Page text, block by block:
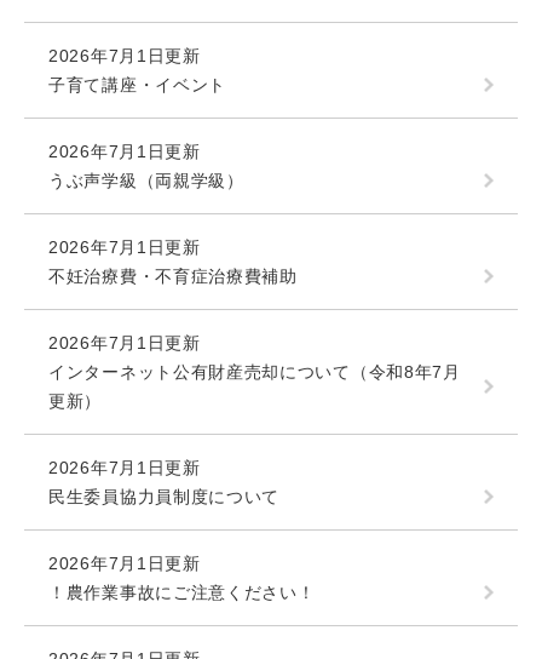
2026年7月1日更新
子育て講座・イベント
2026年7月1日更新
うぶ声学級（両親学級）
2026年7月1日更新
不妊治療費・不育症治療費補助
2026年7月1日更新
インターネット公有財産売却について（令和8年7月
更新）
2026年7月1日更新
民生委員協力員制度について
2026年7月1日更新
！農作業事故にご注意ください！